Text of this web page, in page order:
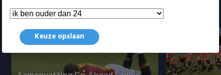
Samenvattingen Eredivisie
Keuze opslaan